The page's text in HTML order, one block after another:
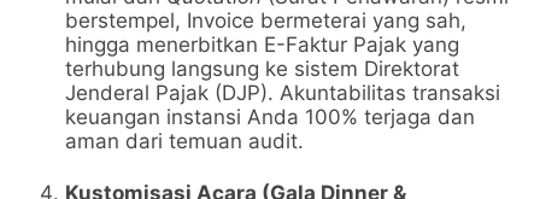
berstempel, Invoice bermeterai yang sah,
hingga menerbitkan E-Faktur Pajak yang
terhubung langsung ke sistem Direktorat
Jenderal Pajak (DJP). Akuntabilitas transaksi
keuangan instansi Anda 100% terjaga dan
aman dari temuan audit.
Kustomisasi Acara (Gala Dinner &